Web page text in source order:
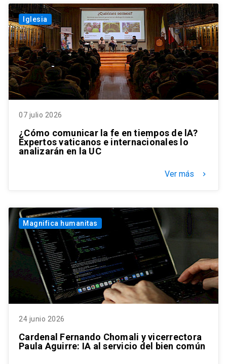
Iglesia
07 julio 2026
¿Cómo comunicar la fe en tiempos de lA?
Expertos vaticanos e internacionales lo
analizarán en la UC
Ver más keyboard_arrow_right
Magnifica humanitas
24 junio 2026
Cardenal Fernando Chomali y vicerrectora
Paula Aguirre: IA al servicio del bien común